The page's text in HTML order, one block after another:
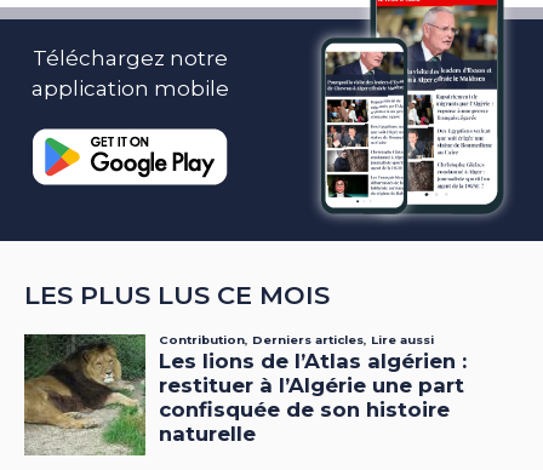
Téléchargez notre
application mobile
LES PLUS LUS CE MOIS